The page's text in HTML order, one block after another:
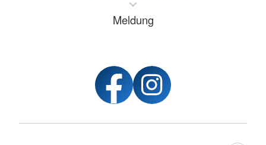
Meldung